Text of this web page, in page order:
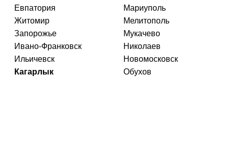
Евпатория
Житомир
Запорожье
Ивано-Франковск
Ильичевск
Кагарлык
Мариуполь
Мелитополь
Мукачево
Николаев
Новомосковск
Обухов